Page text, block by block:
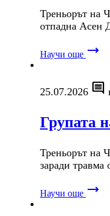
Треньорът на
отпадна Асен
Научи още trending_flat
25.07.2026 comment
Групата
Треньорът на
заради
Научи още trending_flat